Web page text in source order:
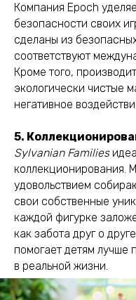
Компания Epoch
безопасности своих
сделаны из
соответствуют
Кроме того,
экологически чистые
негативное
5.
Sylvanian Families
коллекционирования.
удовольствием
свои собственные
каждой фигурке
как забота друг о
помогает детям лучше
в реальной жизни.